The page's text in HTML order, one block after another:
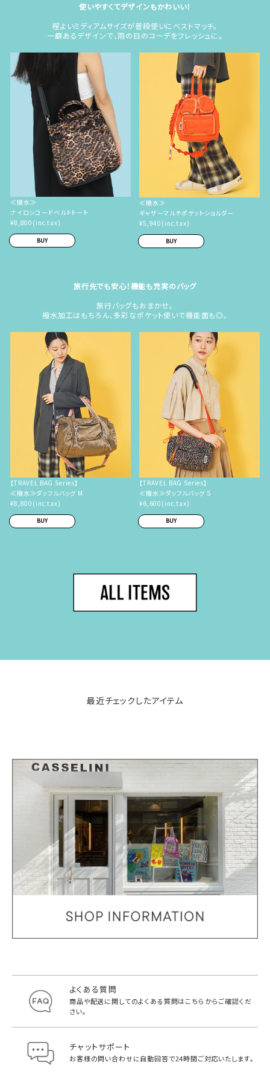
使いやすくてデザインもかわいい！
程よいミディアムサイズが普段使いにベストマッチ。
一癖あるデザインで、雨の日のコーデをフレッシュに。
≪撥水≫
ナイロンコードベルトトート
¥8,800(inc.tax)
BUY
≪撥水≫
ギャザーマルチポケットショルダー
¥5,940(inc.tax)
BUY
旅行先でも安心！機能も充実のバッグ
旅行バッグもおまかせ。
撥水加工はもちろん、多彩なポケット使いで機能面も◎。
【TRAVEL BAG Series】
≪撥水≫ダッフルバッグ M
¥8,800(inc.tax)
BUY
【TRAVEL BAG Series】
≪撥水≫ダッフルバッグ S
¥6,600(inc.tax)
BUY
最近チェックしたアイテム
よくある質問
商品や配送に関してのよくある質問はこちらからご確認くだ
さい。
チャットサポート
お客様の問い合わせに自動回答で24時間ご対応いたします。